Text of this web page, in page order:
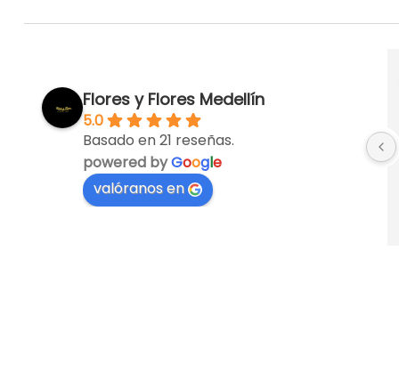
Flores y Flores Medellín
5.0
Basado en 21 reseñas.
powered byGoogle
valóranos en